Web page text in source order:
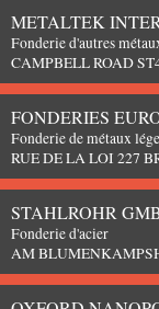
METALTEK
Fonderie d'autres
CAMPBELL ROAD
FONDERIES
Fonderie de métaux
RUE DE LA LOI 227
STAHLROHR
Fonderie d'acier
AM